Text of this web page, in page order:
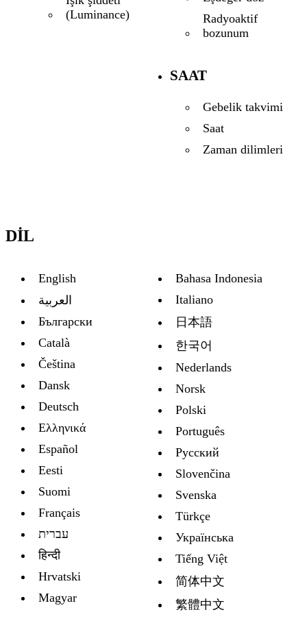
(Luminance)
Radyoaktif
bozunum
SAAT
Gebelik takvimi
Saat
Zaman dilimleri
DIL
English
العربية
Български
Català
Čeština
Dansk
Deutsch
Ελληνικά
Español
Eesti
Suomi
Français
עברית
हिन्दी
Hrvatski
Magyar
Bahasa Indonesia
Italiano
日本語
한국어
Nederlands
Norsk
Polski
Português
Русский
Slovenčina
Svenska
Türkçe
Украïнська
Tiếng Việt
简体中文
繁體中文